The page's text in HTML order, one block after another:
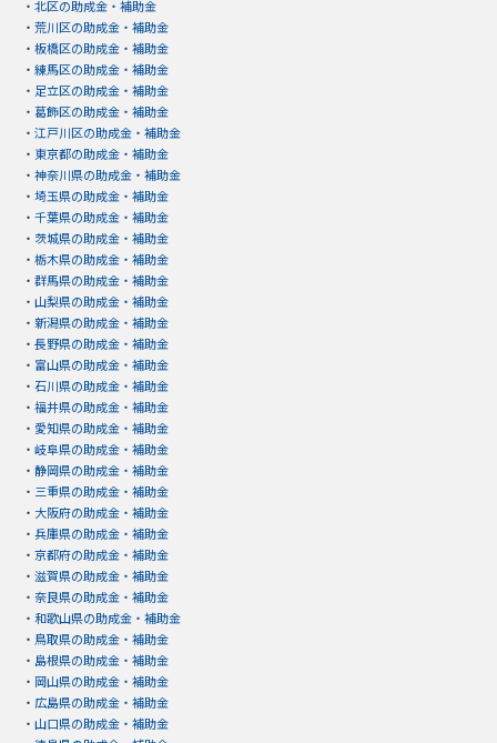
・ 北区の助成金・補助金
・ 荒川区の助成金・補助金
・ 板橋区の助成金・補助金
・ 練馬区の助成金・補助金
・ 足立区の助成金・補助金
・ 葛飾区の助成金・補助金
・ 江戸川区の助成金・補助金
・ 東京都の助成金・補助金
・ 神奈川県の助成金・補助金
・ 埼玉県の助成金・補助金
・ 千葉県の助成金・補助金
・ 茨城県の助成金・補助金
・ 栃木県の助成金・補助金
・ 群馬県の助成金・補助金
・ 山梨県の助成金・補助金
・ 新潟県の助成金・補助金
・ 長野県の助成金・補助金
・ 富山県の助成金・補助金
・ 石川県の助成金・補助金
・ 福井県の助成金・補助金
・ 愛知県の助成金・補助金
・ 岐阜県の助成金・補助金
・ 静岡県の助成金・補助金
・ 三重県の助成金・補助金
・ 大阪府の助成金・補助金
・ 兵庫県の助成金・補助金
・ 京都府の助成金・補助金
・ 滋賀県の助成金・補助金
・ 奈良県の助成金・補助金
・ 和歌山県の助成金・補助金
・ 鳥取県の助成金・補助金
・ 島根県の助成金・補助金
・ 岡山県の助成金・補助金
・ 広島県の助成金・補助金
・ 山口県の助成金・補助金